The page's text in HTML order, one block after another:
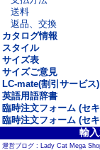
送料
返品、交換
カタログ情報
スタイル
サイズ表
サイズご意見
LC-mate(割引サービス)
英語用語辞書
臨時注文フォーム (セ
臨時注文フォーム (セ
輸
運営ブログ : Lady Cat Mega